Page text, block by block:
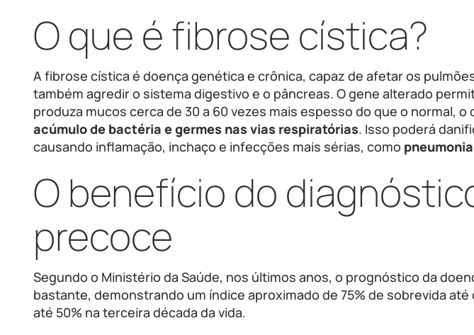
O que é fibrose cística?
A fibrose cística é doença genética e crônica, capaz de afetar os
também agredir o sistema digestivo e o pâncreas. O gene alterado
produza mucos cerca de 30 a 60 vezes mais espesso do que o normal, o
acúmulo de bactéria e germes nas vias respiratórias. Isso poderá
causando inflamação, inchaço e infecções mais sérias, como pneumonia
O benefício do
precoce
Segundo o Ministério da Saúde, nos últimos anos, o prognóstico da
bastante, demonstrando um índice aproximado de 75% de sobrevida até
até 50% na terceira década da vida.